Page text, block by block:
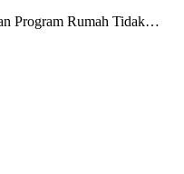
Program Rumah Tidak…